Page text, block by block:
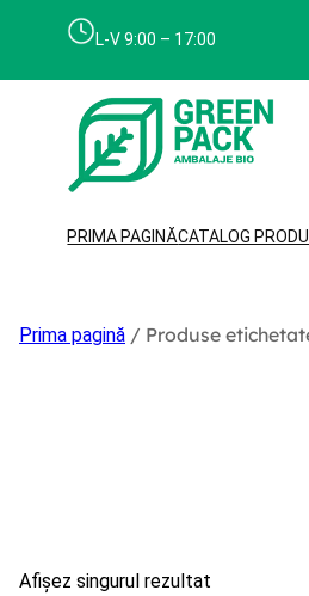
L-V 9:00 – 17:00
PRIMA PAGINĂCATALOG
Prima pagină / Produse
Afișez singurul rezultat